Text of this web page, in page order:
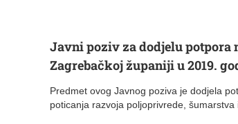
Javni poziv za dodjelu
Zagrebačkoj županiji u 2019.
Predmet ovog Javnog poziva je dodjela
poticanja razvoja poljoprivrede,